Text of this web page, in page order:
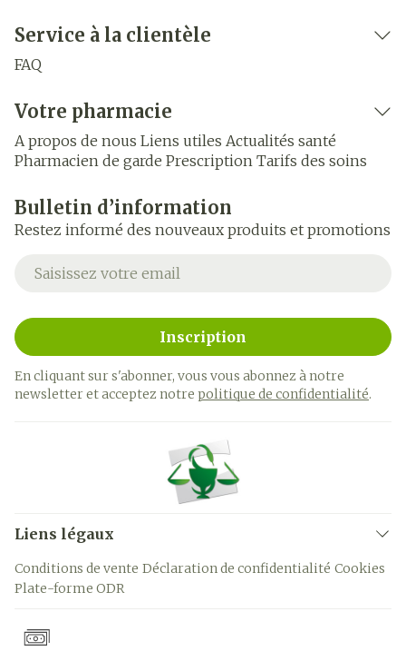
Service à la clientèle
FAQ
Votre pharmacie
A propos de nous Liens utiles Actualités santé
Pharmacien de garde Prescription Tarifs des soins
Bulletin d’information
Restez informé des nouveaux produits et promotions
Adresse mail
Inscription
En cliquant sur s'abonner, vous vous abonnez à notre
newsletter et acceptez notre politique de confidentialité.
Liens légaux
Conditions de vente Déclaration de confidentialité Cookies
Plate-forme ODR